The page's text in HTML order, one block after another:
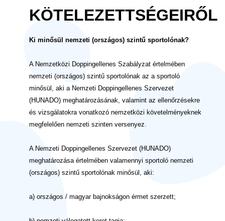
KÖTELEZETTSÉGEIRŐL
Ki minősül nemzeti (országos) szintű sportolónak?
A Nemzetközi Doppingellenes Szabályzat értelmében
nemzeti (országos) szintű sportolónak az a sportoló
minősül, aki a Nemzeti Doppingellenes Szervezet
(HUNADO) meghatározásának, valamint az ellenőrzésekre
és vizsgálatokra vonatkozó nemzetközi követelményeknek
megfelelően nemzeti szinten versenyez.
A Nemzeti Doppingellenes Szervezet (HUNADO)
meghatározása értelmében valamennyi sportoló nemzeti
(országos) szintű sportolónak minősül, aki:
a) országos / magyar bajnokságon érmet szerzett;